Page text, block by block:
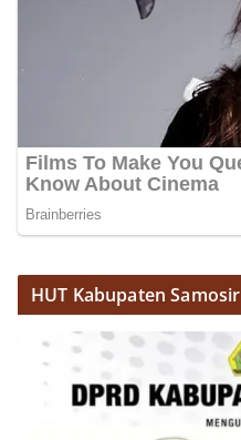
HUT Kabupaten Samosir